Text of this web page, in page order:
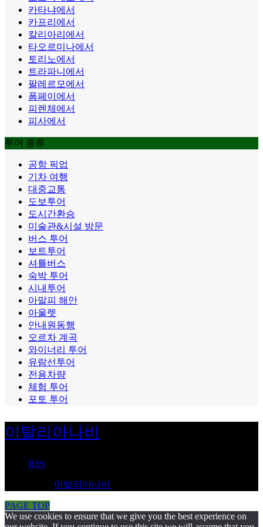
카타냐에서
카프리에서
칼리아리에서
타오르미나에서
토리노에서
트라파니에서
팔레르모에서
폼페이에서
피렌체에서
피사에서
투어 종류
공항 픽업
기차 여행
대중교통
도보투어
도시간환승
미술관&시설 방문
버스 투어
보트투어
셔틀버스
숙박 투어
시내투어
아말피 해안
아울렛
안내원동행
오르차 계곡
와이너리 투어
유람선투어
전용차량
체험 투어
포토 투어
이탈리아나비
RSS
이탈리아나비
PAGE TOP
We use cookies to ensure that we give you the best experience on